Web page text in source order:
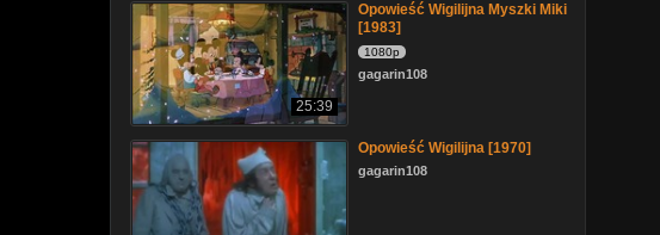
25:39
Opowieść Wigilijna Myszki Miki
[1983]
1080p
gagarin108
Opowieść Wigilijna [1970]
gagarin108